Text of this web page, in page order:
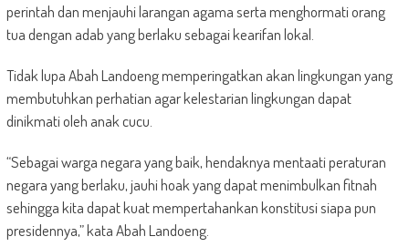
perintah dan menjauhi larangan agama serta menghormati orang
tua dengan adab yang berlaku sebagai kearifan lokal.
Tidak lupa Abah Landoeng memperingatkan akan lingkungan yang
membutuhkan perhatian agar kelestarian lingkungan dapat
dinikmati oleh anak cucu.
“Sebagai warga negara yang baik, hendaknya mentaati peraturan
negara yang berlaku, jauhi hoak yang dapat menimbulkan fitnah
sehingga kita dapat kuat mempertahankan konstitusi siapa pun
presidennya,” kata Abah Landoeng.